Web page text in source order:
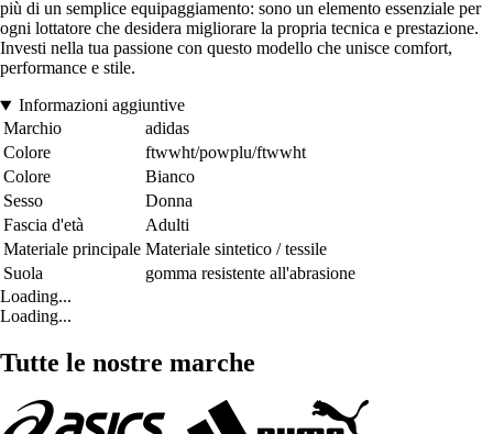
più di un semplice equipaggiamento: sono un elemento essenziale per
ogni lottatore che desidera migliorare la propria tecnica e prestazione.
Investi nella tua passione con questo modello che unisce comfort,
performance e stile.
Informazioni aggiuntive
Marchio
adidas
Colore
ftwwht/powplu/ftwwht
Colore
Bianco
Sesso
Donna
Fascia d'età
Adulti
Materiale principale Materiale sintetico / tessile
Suola
gomma resistente all'abrasione
Loading...
Loading...
Tutte le nostre marche